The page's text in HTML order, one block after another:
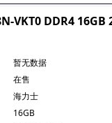
VKT0 DDR4 16GB
暂无数据
在售
海力士
16GB